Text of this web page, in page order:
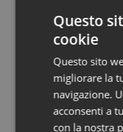
Sicilia
Toscana
Umbria
Obesità
Oftalmologia
Ultime
Gold
Cloud
Questo
cookie
Questo sito
migliorare la
navigazione.
acconsenti a
con la nostra